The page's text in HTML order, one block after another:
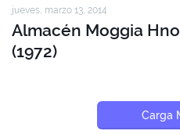
jueves, marzo 13, 2014
Almacén Moggia
(1972)
Carga